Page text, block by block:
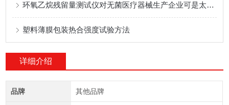
环氧乙烷残留量测试仪对无菌医疗器械生产企业可是太重要了
塑料薄膜包装热合强度试验方法
详细介绍
品牌 其他品牌